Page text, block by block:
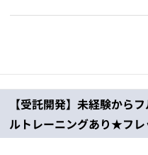
【受託開発】未経験から
ルトレーニングあり★フ